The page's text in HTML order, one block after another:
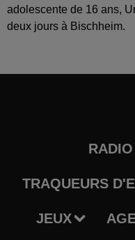
adolescente de 16 ans,
deux jours à Bischheim.
RADIO
TRAQUEURS
JEUX